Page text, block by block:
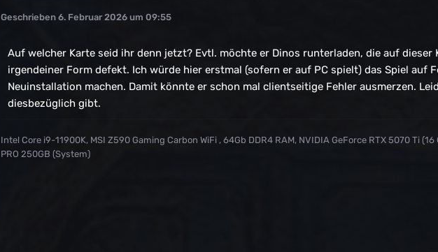
Geschrieben 6. Februar 2026 um 09:55
Auf welcher Karte seid ihr denn jetzt? Evtl. möchte er Dinos runterladen, die auf
irgendeiner Form defekt. Ich würde hier erstmal (sofern er auf PC spielt) das Spiel auf
Neuinstallation machen. Damit könnte er schon mal clientseitige Fehler ausmerzen.
diesbezüglich gibt.
Intel Core i9-11900K, MSI Z590 Gaming Carbon WiFi , 64Gb DDR4 RAM, NVIDIA GeForce RTX 5070 Ti
PRO 250GB (System)